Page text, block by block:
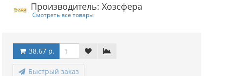
Производитель: Хозсфера
Смотреть все товары
38.67 р.
Быстрый заказ